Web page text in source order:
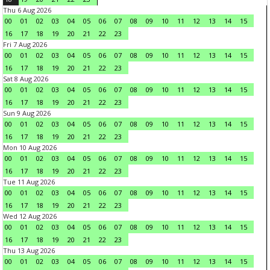
Thu 6 Aug 2026
00
01 02 03 04 05 06 07 08 09 10 11 12 13 14
15
16
17 18 19 20 21 22
23
Fri 7 Aug 2026
00
01 02 03 04 05 06 07 08 09 10 11 12 13 14
15
16
17 18 19 20 21 22
23
Sat 8 Aug 2026
00
01 02 03 04 05 06 07 08 09 10 11 12 13 14
15
16
17 18 19 20 21 22
23
Sun 9 Aug 2026
00
01 02 03 04 05 06 07 08 09 10 11 12 13 14
15
16
17 18 19 20 21 22
23
Mon 10 Aug 2026
00
01 02 03 04 05 06 07 08 09 10 11 12 13 14
15
16
17 18 19 20 21 22
23
Tue 11 Aug 2026
00
01 02 03 04 05 06 07 08 09 10 11 12 13 14
15
16
17 18 19 20 21 22
23
Wed 12 Aug 2026
00
01 02 03 04 05 06 07 08 09 10 11 12 13 14
15
16
17 18 19 20 21 22
23
Thu 13 Aug 2026
00
01 02 03 04 05 06 07 08 09 10 11 12 13 14
15